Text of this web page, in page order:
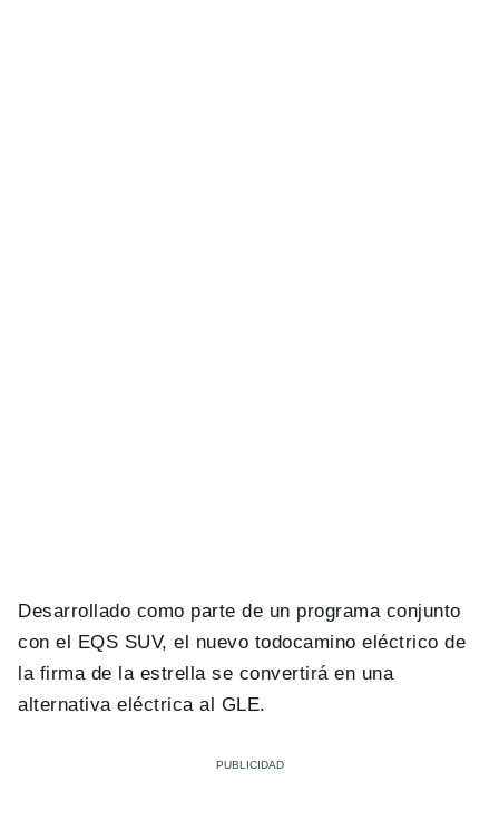
Desarrollado como parte de un programa conjunto
con el EQS SUV, el nuevo todocamino eléctrico de
la firma de la estrella se convertirá en una
alternativa eléctrica al GLE.